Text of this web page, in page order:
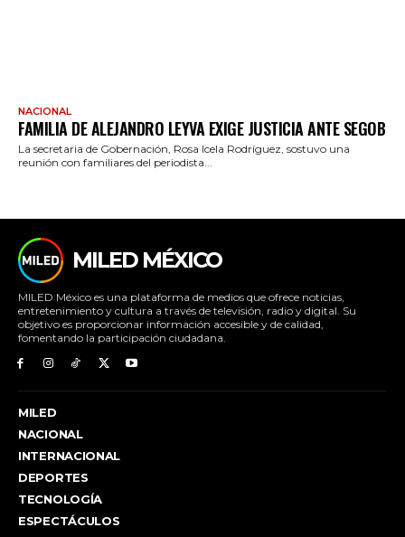
NACIONAL
FAMILIA DE ALEJANDRO LEYVA EXIGE JUSTICIA ANTE SEGOB
La secretaria de Gobernación, Rosa Icela Rodríguez, sostuvo una
reunión con familiares del periodista...
MILED MÉXICO
MILED México es una plataforma de medios que ofrece noticias,
entretenimiento y cultura a través de televisión, radio y digital. Su
objetivo es proporcionar información accesible y de calidad,
fomentando la participación ciudadana.
MILED
NACIONAL
INTERNACIONAL
DEPORTES
TECNOLOGÍA
ESPECTÁCULOS